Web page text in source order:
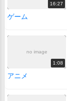
16:27
ゲーム
no image
1:08
アニメ